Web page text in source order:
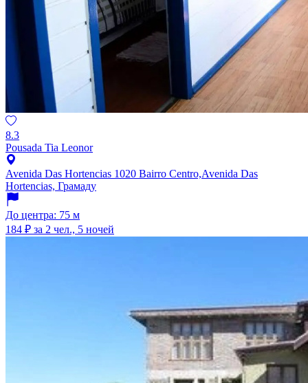
8.3
Pousada Tia Leonor
Avenida Das Hortencias 1020 Bairro Centro,Avenida Das
Hortencias, Грамаду
До центра: 75 м
184 ₽ за 2 чел., 5 ночей